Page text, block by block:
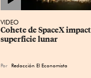
VIDEO
Cohete de SpaceX
superficie lunar
Por Redacción El Economista